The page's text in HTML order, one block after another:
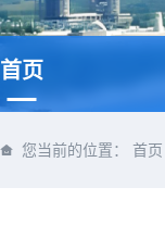
首页
您当前的位置： 首页